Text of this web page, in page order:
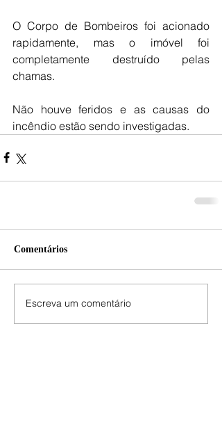
O Corpo de Bombeiros foi acionado
rapidamente, mas o imóvel foi
completamente destruído pelas
chamas.
Não houve feridos e as causas do
incêndio estão sendo investigadas.
Comentários
Escreva um comentário